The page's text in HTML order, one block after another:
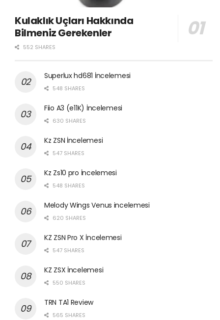
Kulaklık Uçları Hakkında
Bilmeniz Gerekenler
552 SHARES
Superlux hd681 İncelemesi
548 SHARES
Fiio A3 (e11K) İncelemesi
630 SHARES
Kz ZSN İncelemesi
547 SHARES
Kz Zs10 pro İncelemesi
548 SHARES
Melody Wings Venus incelemesi
620 SHARES
KZ ZSN Pro X İncelemesi
547 SHARES
KZ ZSX İncelemesi
550 SHARES
TRN TA1 Review
565 SHARES